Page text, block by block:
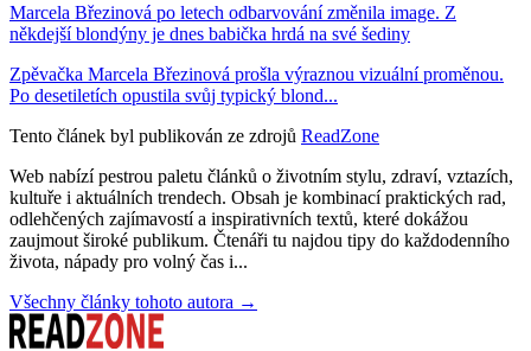
Marcela Březinová po letech odbarvování změnila image. Z
někdejší blondýny je dnes babička hrdá na své šediny
Zpěvačka Marcela Březinová prošla výraznou vizuální proměnou.
Po desetiletích opustila svůj typický blond...
Tento článek byl publikován ze zdrojů ReadZone
Web nabízí pestrou paletu článků o životním stylu, zdraví, vztazích,
kultuře i aktuálních trendech. Obsah je kombinací praktických rad,
odlehčených zajímavostí a inspirativních textů, které dokážou
zaujmout široké publikum. Čtenáři tu najdou tipy do každodenního
života, nápady pro volný čas i...
Všechny články tohoto autora →